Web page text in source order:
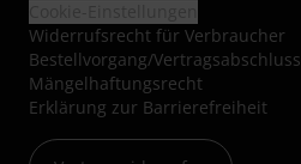
Widerrufsrecht für Verbraucher
Bestellvorgang/Vertragsabschluss
Mängelhaftungsrecht
Erklärung zur Barrierefreiheit